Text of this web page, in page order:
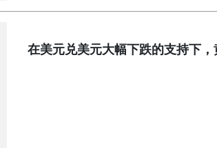
在美元兑美元大幅下跌的支持下